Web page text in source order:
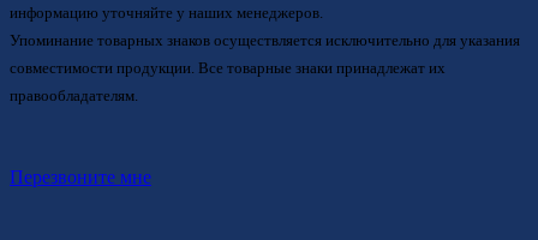
информацию уточняйте у наших менеджеров.
Упоминание товарных знаков осуществляется исключительно для указания
совместимости продукции. Все товарные знаки принадлежат их
правообладателям.
Перезвоните мне